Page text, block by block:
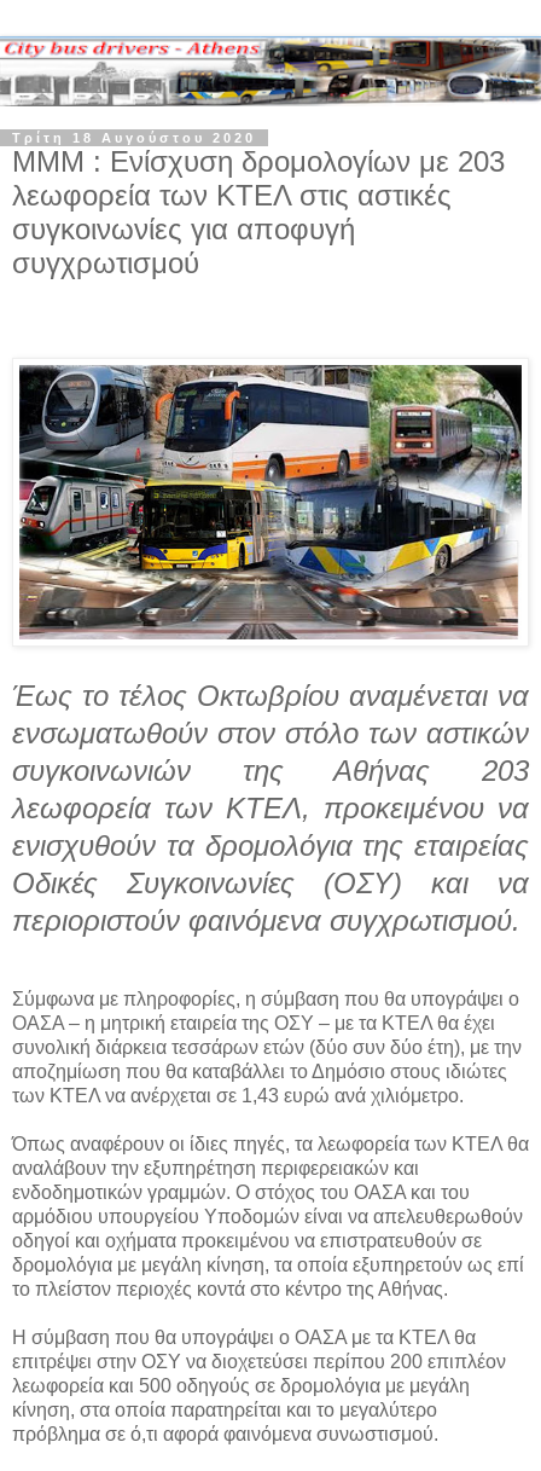
Τρίτη 18 Αυγούστου 2020
ΜΜΜ : Ενίσχυση δρομολογίων με 203
λεωφορεία των ΚΤΕΛ στις αστικές
συγκοινωνίες για αποφυγή
συγχρωτισμού
Έως το τέλος Οκτωβρίου αναμένεται να
ενσωματωθούν στον στόλο των αστικών
συγκοινωνιών της Αθήνας 203
λεωφορεία των ΚΤΕΛ, προκειμένου να
ενισχυθούν τα δρομολόγια της εταιρείας
Οδικές Συγκοινωνίες (ΟΣΥ) και να
περιοριστούν φαινόμενα συγχρωτισμού.
Σύμφωνα με πληροφορίες, η σύμβαση που θα υπογράψει ο
ΟΑΣΑ – η μητρική εταιρεία της ΟΣΥ – με τα ΚΤΕΛ θα έχει
συνολική διάρκεια τεσσάρων ετών (δύο συν δύο έτη), με την
αποζημίωση που θα καταβάλλει το Δημόσιο στους ιδιώτες
των ΚΤΕΛ να ανέρχεται σε 1,43 ευρώ ανά χιλιόμετρο.
Όπως αναφέρουν οι ίδιες πηγές, τα λεωφορεία των ΚΤΕΛ θα
αναλάβουν την εξυπηρέτηση περιφερειακών και
ενδοδημοτικών γραμμών. Ο στόχος του ΟΑΣΑ και του
αρμόδιου υπουργείου Υποδομών είναι να απελευθερωθούν
οδηγοί και οχήματα προκειμένου να επιστρατευθούν σε
δρομολόγια με μεγάλη κίνηση, τα οποία εξυπηρετούν ως επί
το πλείστον περιοχές κοντά στο κέντρο της Αθήνας.
Η σύμβαση που θα υπογράψει ο ΟΑΣΑ με τα ΚΤΕΛ θα
επιτρέψει στην ΟΣΥ να διοχετεύσει περίπου 200 επιπλέον
λεωφορεία και 500 οδηγούς σε δρομολόγια με μεγάλη
κίνηση, στα οποία παρατηρείται και το μεγαλύτερο
πρόβλημα σε ό,τι αφορά φαινόμενα συνωστισμού.